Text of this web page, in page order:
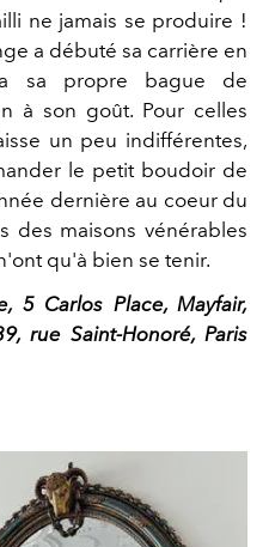
ne jamais se produire !
a débuté sa carrière en
sa propre bague de
à son goût. Pour celles
un peu indifférentes,
le petit boudoir de
dernière au coeur du
des maisons vénérables
qu'à bien se tenir.
5 Carlos Place, Mayfair,
rue Saint-Honoré, Paris